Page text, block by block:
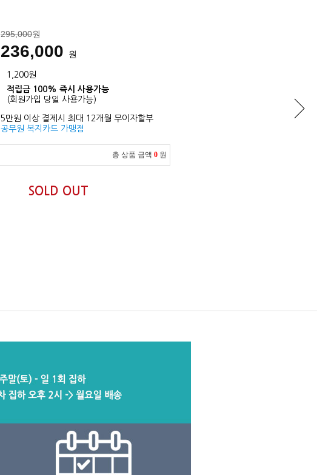
295,000원
236,000 원
1,200원
적립금 100% 즉시 사용가능
(회원가입 당일 사용가능)
5만원 이상 결제시 최대 12개월 무이자할부
공무원 복지카드 가맹점
총 상품 금액 0 원
SOLD OUT